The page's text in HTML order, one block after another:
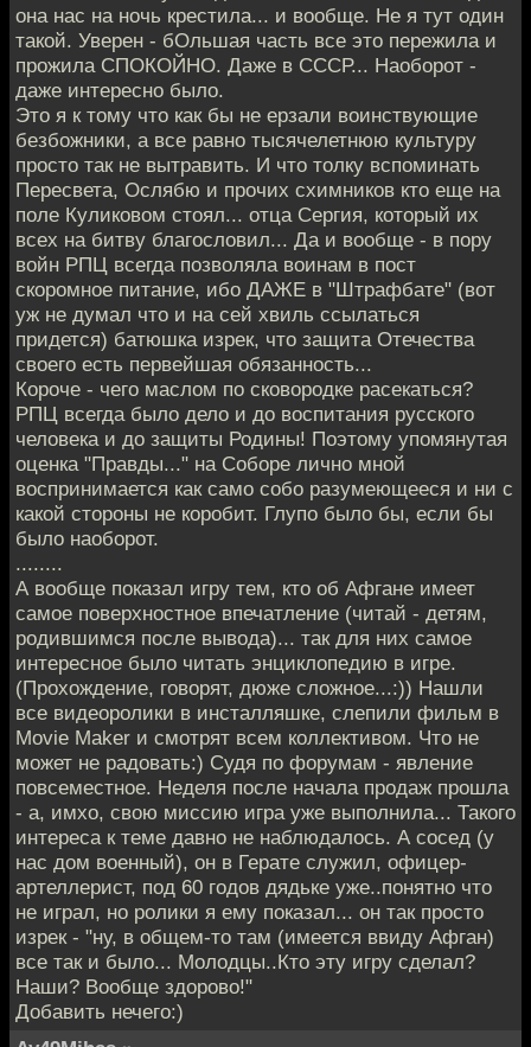
она нас на ночь крестила... и вообще. Не я тут один
такой. Уверен - бОльшая часть все это пережила и
прожила СПОКОЙНО. Даже в СССР... Наоборот -
даже интересно было.
Это я к тому что как бы не ерзали воинствующие
безбожники, а все равно тысячелетнюю культуру
просто так не вытравить. И что толку вспоминать
Пересвета, Ослябю и прочих схимников кто еще на
поле Куликовом стоял... отца Сергия, который их
всех на битву благословил... Да и вообще - в пору
войн РПЦ всегда позволяла воинам в пост
скоромное питание, ибо ДАЖЕ в "Штрафбате" (вот
уж не думал что и на сей хвиль ссылаться
придется) батюшка изрек, что защита Отечества
своего есть первейшая обязанность...
Короче - чего маслом по сковородке расекаться?
РПЦ всегда было дело и до воспитания русского
человека и до защиты Родины! Поэтому упомянутая
оценка "Правды..." на Соборе лично мной
воспринимается как само собо разумеющееся и ни с
какой стороны не коробит. Глупо было бы, если бы
было наоборот.
........
А вообще показал игру тем, кто об Афгане имеет
самое поверхностное впечатление (читай - детям,
родившимся после вывода)... так для них самое
интересное было читать энциклопедию в игре.
(Прохождение, говорят, дюже сложное...:)) Нашли
все видеоролики в инсталляшке, слепили фильм в
Movie Maker и смотрят всем коллективом. Что не
может не радовать:) Судя по форумам - явление
повсеместное. Неделя после начала продаж прошла
- а, имхо, свою миссию игра уже выполнила... Такого
интереса к теме давно не наблюдалось. А сосед (у
нас дом военный), он в Герате служил, офицер-
артеллерист, под 60 годов дядьке уже..понятно что
не играл, но ролики я ему показал... он так просто
изрек - "ну, в общем-то там (имеется ввиду Афган)
все так и было... Молодцы..Кто эту игру сделал?
Наши? Вообще здорово!"
Добавить нечего:)